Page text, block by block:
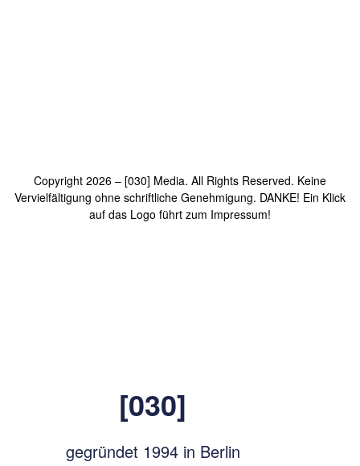
Copyright 2026 – [030] Media. All Rights Reserved. Keine
Vervielfältigung ohne schriftliche Genehmigung. DANKE! Ein Klick
auf das Logo führt zum Impressum!
[030]
gegründet 1994 in Berlin